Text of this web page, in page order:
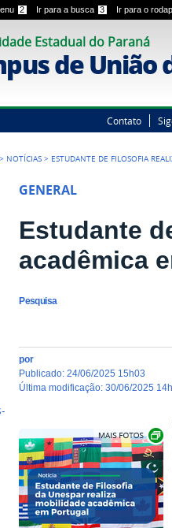
2 Ir para a busca 3 Ir para o
Estadual do Paraná
de União
Contato
> NOTÍCIAS > ESTUDANTE DE FILOSOFIA
GENERAL
Estudante
acadêmica
Pesquisa
por
publicado:24/06/2025 15h03
última modificação:30/06/2025